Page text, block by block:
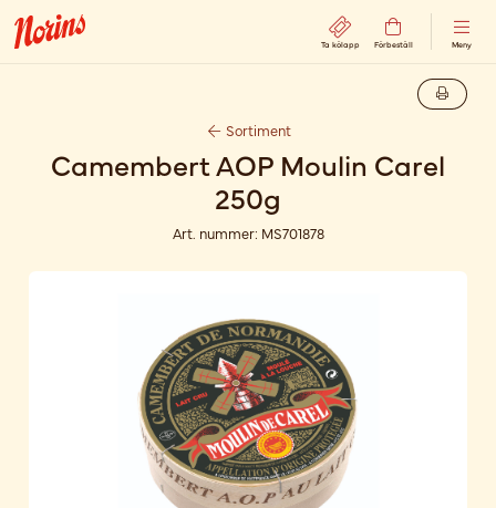
Ta kölapp Förbeställ Meny
Sortiment
Camembert AOP Moulin Carel
250g
Art. nummer: MS701878